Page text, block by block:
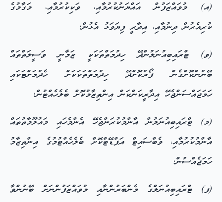
(އ) މުވައްޒަފުން އައްޔަނުކުރުމާއި، ވަކިކުރުމާއި، މަގާމުގެ
ކުރިއެރުން ދިނުމާއި، އިދާރީ ފިޔަވަޅު އެޅުން؛
(ވ) ޓްރައިބިއުނަލުންދޭ ހިދުމަތްތަކަކީ ޒަމާނީ ވަސީލަތްތައް
ބޭނުންކޮށްގެން ފޯރުކޮށްދޭ ހިދުމަތްތަކަކަށް ހެދުމަށްޓަކައި
ހަމަޖައްސަންޖެހޭ އިދާރީކަންކަން އިންތިޒާމުކޮށް ބެލެހެއްޓުން؛
(މ) ޓްރައިބިއުނަލުން އާންމުކުރަންޖެހޭ އެންމެހައި މައުލޫމާތުތައް
އާންމުކުރުމާއި، ވެބްސައިޓް އަޕްޑޭޓްކޮށް ބެލެހެއްޓުމުގެ އިންތިޒާމު
ހަމަޖެއްސުން؛
(ފ) ޓްރައިބިއުނަލްގެ މެންބަރުންނާއި މުވައްޒަފުންނަށް ބޭނުންވާ